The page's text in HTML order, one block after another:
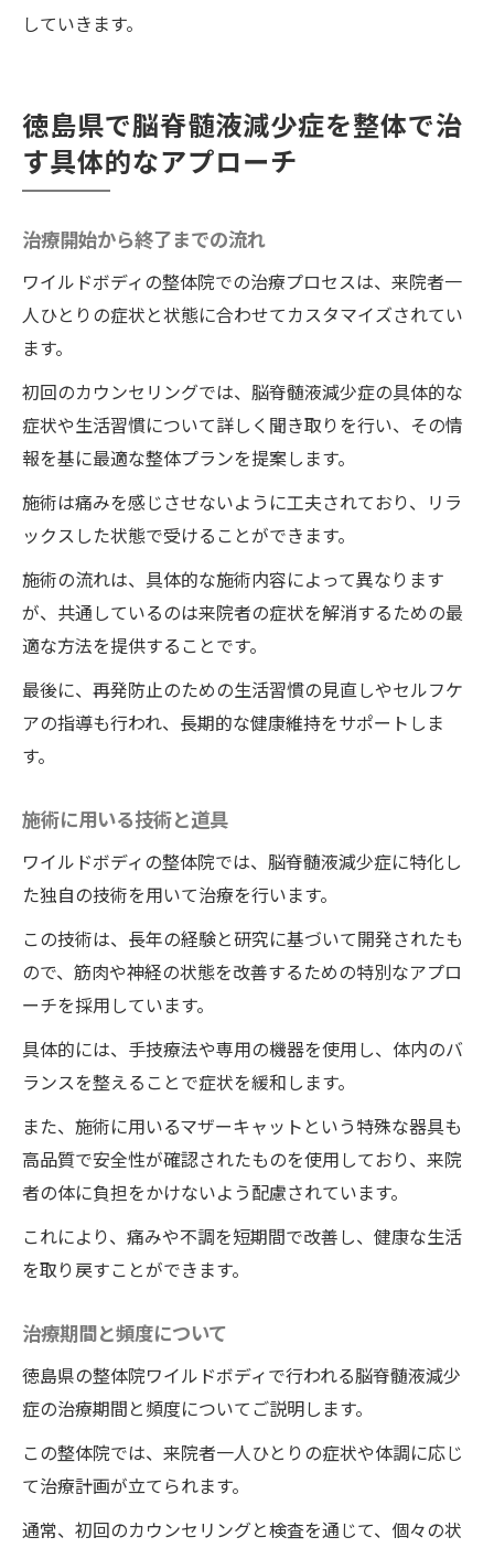
していきます。
徳島県で脳脊髄液減少症を整体で治
す具体的なアプローチ
治療開始から終了までの流れ
ワイルドボディの整体院での治療プロセスは、来院者一
人ひとりの症状と状態に合わせてカスタマイズされてい
ます。
初回のカウンセリングでは、脳脊髄液減少症の具体的な
症状や生活習慣について詳しく聞き取りを行い、その情
報を基に最適な整体プランを提案します。
施術は痛みを感じさせないように工夫されており、リラ
ックスした状態で受けることができます。
施術の流れは、具体的な施術内容によって異なります
が、共通しているのは来院者の症状を解消するための最
適な方法を提供することです。
最後に、再発防止のための生活習慣の見直しやセルフケ
アの指導も行われ、長期的な健康維持をサポートしま
す。
施術に用いる技術と道具
ワイルドボディの整体院では、脳脊髄液減少症に特化し
た独自の技術を用いて治療を行います。
この技術は、長年の経験と研究に基づいて開発されたも
ので、筋肉や神経の状態を改善するための特別なアプロ
ーチを採用しています。
具体的には、手技療法や専用の機器を使用し、体内のバ
ランスを整えることで症状を緩和します。
また、施術に用いるマザーキャットという特殊な器具も
高品質で安全性が確認されたものを使用しており、来院
者の体に負担をかけないよう配慮されています。
これにより、痛みや不調を短期間で改善し、健康な生活
を取り戻すことができます。
治療期間と頻度について
徳島県の整体院ワイルドボディで行われる脳脊髄液減少
症の治療期間と頻度についてご説明します。
この整体院では、来院者一人ひとりの症状や体調に応じ
て治療計画が立てられます。
通常、初回のカウンセリングと検査を通じて、個々の状